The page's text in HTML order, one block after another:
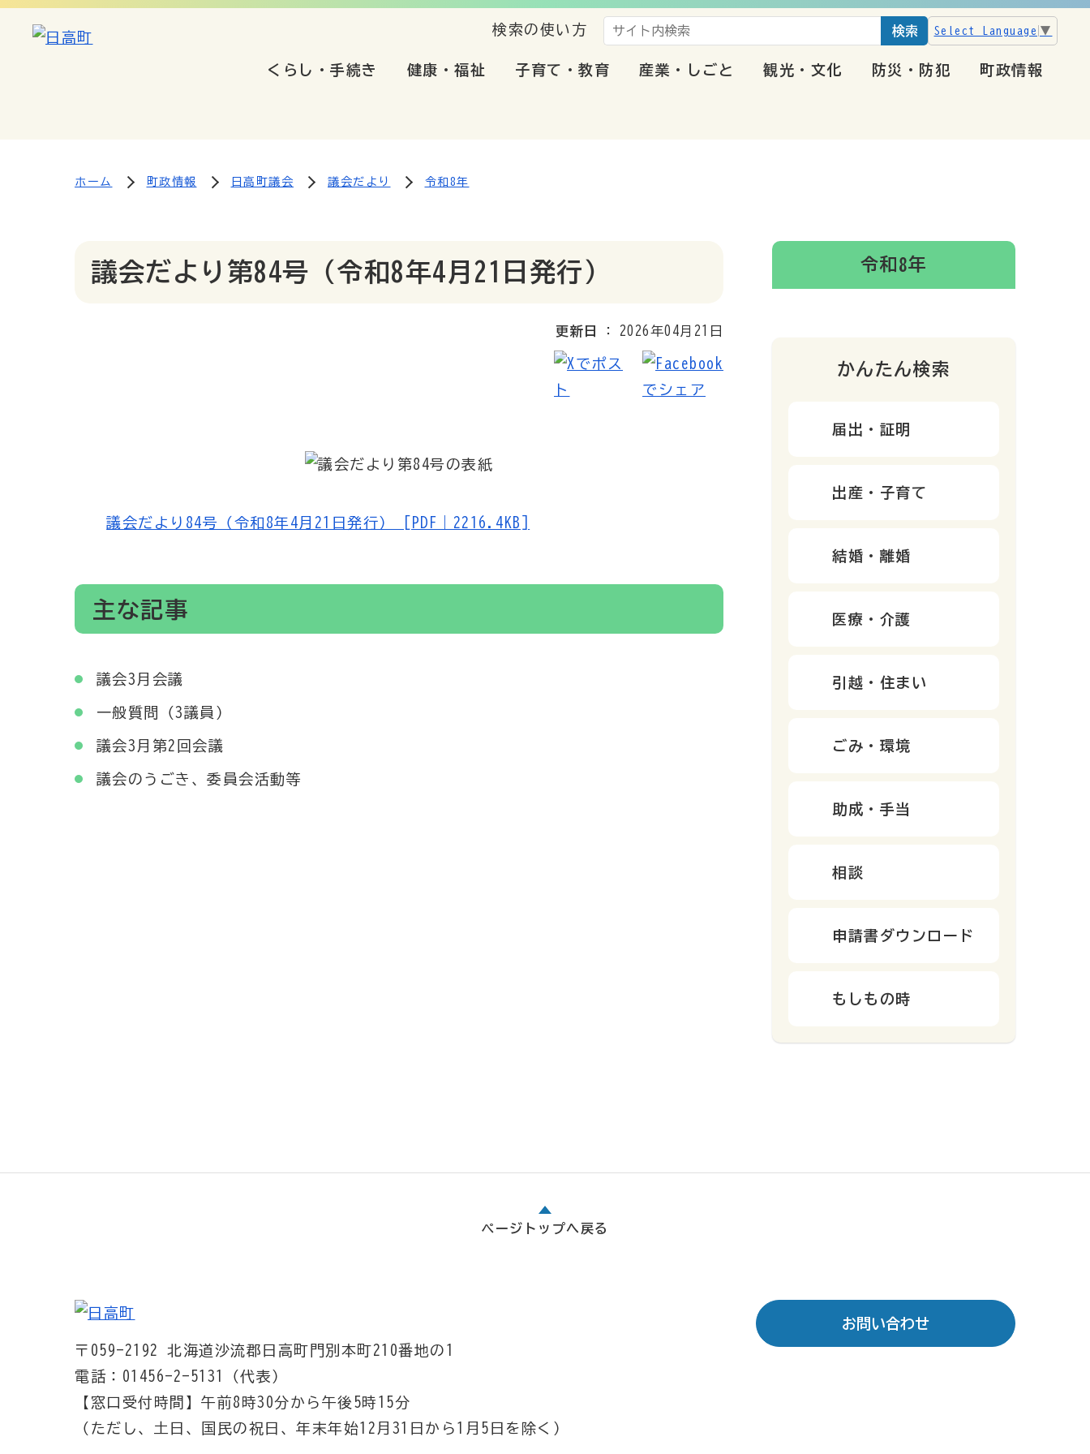
くらし・手続き 健康・福祉 子育て・教育 産業・しごと 観光・文化 防災・防犯 町政情報
検索の使い方 検索 Select Language ▼
ホーム 町政情報 日高町議会 議会だより 令和8年
議会だより第84号（令和8年4月21日発行）
更新日 2026年04月21日
議会だより84号（令和8年4月21日発行） [PDF｜2216.4KB]
主な記事
議会3月会議
一般質問（3議員）
議会3月第2回会議
議会のうごき、委員会活動等
令和8年
かんたん検索
届出・証明
出産・子育て
結婚・離婚
医療・介護
引越・住まい
ごみ・環境
助成・手当
相談
申請書ダウンロード
もしもの時
ページトップへ戻る
〒059-2192 北海道沙流郡日高町門別本町210番地の1
電話：01456-2-5131（代表）
【窓口受付時間】 午前8時30分から午後5時15分
（ただし、土日、国民の祝日、年末年始12月31日から1月5日を除く）
お問い合わせ